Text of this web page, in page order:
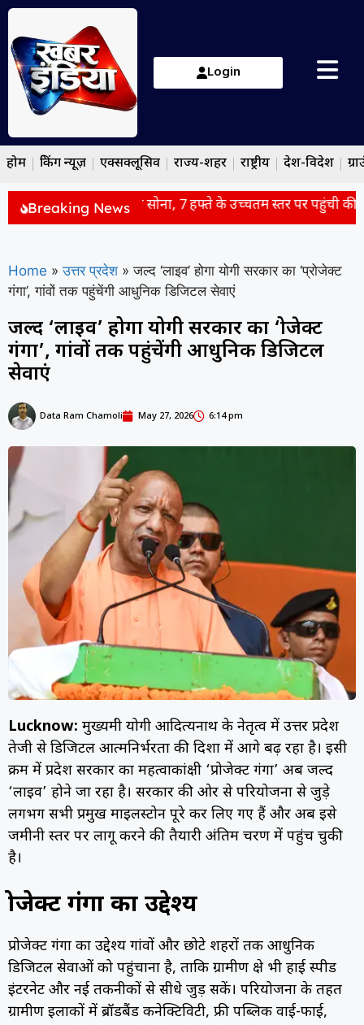
Login
होम ब्रेकिंग न्यूज़ एक्सक्लूसिव राज्य-शहर राष्ट्रीय देश-विदेश
Breaking News
की बढ़ती मांग से चमका सोना, 7 हफ्ते के उच्चतम स्तर पर पहुंची कीमत
Home » उत्तर प्रदेश » जल्द ‘लाइव’ होगा योगी सरकार का ‘प्रोजेक्ट
गंगा’, गांवों तक पहुंचेंगी आधुनिक डिजिटल सेवाएं
जल्द ‘लाइव’ होगा योगी सरकार का ‘प्रोजेक्ट
गंगा’, गांवों तक पहुंचेंगी आधुनिक डिजिटल
सेवाएं
Data Ram Chamoli May 27, 2026 6:14 pm
Lucknow: मुख्यमंत्री योगी आदित्यनाथ के नेतृत्व में उत्तर प्रदेश
तेजी से डिजिटल आत्मनिर्भरता की दिशा में आगे बढ़ रहा है। इसी
क्रम में प्रदेश सरकार का महत्वाकांक्षी ‘प्रोजेक्ट गंगा’ अब जल्द
‘लाइव’ होने जा रहा है। सरकार की ओर से परियोजना से जुड़े
लगभग सभी प्रमुख माइलस्टोन पूरे कर लिए गए हैं और अब इसे
जमीनी स्तर पर लागू करने की तैयारी अंतिम चरण में पहुंच चुकी
है।
प्रोजेक्ट गंगा का उद्देश्य
प्रोजेक्ट गंगा का उद्देश्य गांवों और छोटे शहरों तक आधुनिक
डिजिटल सेवाओं को पहुंचाना है, ताकि ग्रामीण क्षेत्र भी हाई स्पीड
इंटरनेट और नई तकनीकों से सीधे जुड़ सकें। परियोजना के तहत
ग्रामीण इलाकों में ब्रॉडबैंड कनेक्टिविटी, फ्री पब्लिक वाई-फाई,